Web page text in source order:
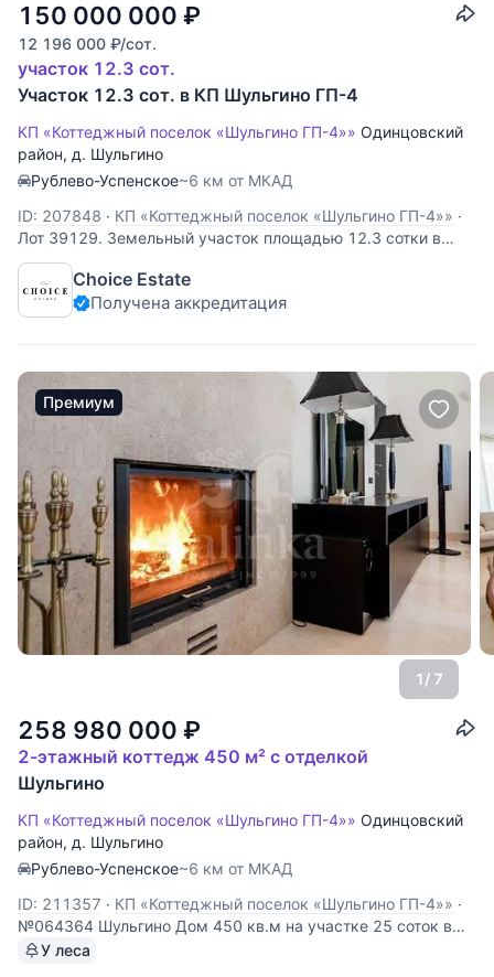
150 000 000 ₽
12 196 000 ₽/сот.
участок 12.3 сот.
Участок 12.3 сот. в КП Шульгино ГП-4
КП «Коттеджный поселок «Шульгино ГП-4»» Одинцовский
район, д. Шульгино
Рублево-Успенское~6 км от МКАД
ID: 207848 · КП «Коттеджный поселок «Шульгино ГП-4»» ·
Лот 39129. Земельный участок площадью 12.3 сотки в
охраняемом КП "Шульгино ГП-4". На участке расположены
строения под снос, центральные коммуникации заведены.
Коттеджный поселок Шульгино ГП-4 располагается всего в
Choice Estate
Получена аккредитация
Премиум
1/ 7
258 980 000 ₽
2-этажный коттедж 450 м² с отделкой
Шульгино
КП «Коттеджный поселок «Шульгино ГП-4»» Одинцовский
район, д. Шульгино
Рублево-Успенское~6 км от МКАД
ID: 211357 · КП «Коттеджный поселок «Шульгино ГП-4»» ·
№064364 Шульгино Дом 450 кв.м на участке 25 соток в
охраняемом коттеджном поселке Шульгино-4. На участке
У леса